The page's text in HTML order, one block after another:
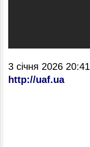
3 січня 2026 20:41
http://uaf.ua